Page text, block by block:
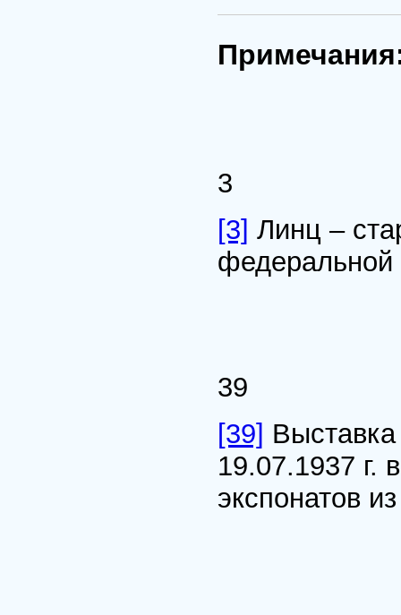
3
[3] Линц –
федеральной
39
[39] Выставка
19.07.1937 г.
экспонатов